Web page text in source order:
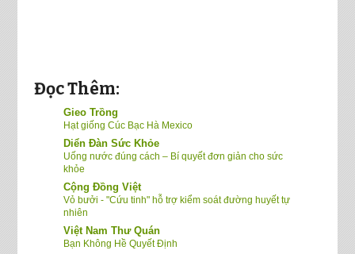
Đọc Thêm:
Gieo Trồng
Hạt giống Cúc Bạc Hà Mexico
Diển Đàn Sức Khỏe
Uống nước đúng cách – Bí quyết đơn giản cho sức
khỏe
Cộng Đồng Việt
Vỏ bưởi - "Cứu tinh" hỗ trợ kiểm soát đường huyết tự
nhiên
Việt Nam Thư Quán
Bạn Không Hề Quyết Định